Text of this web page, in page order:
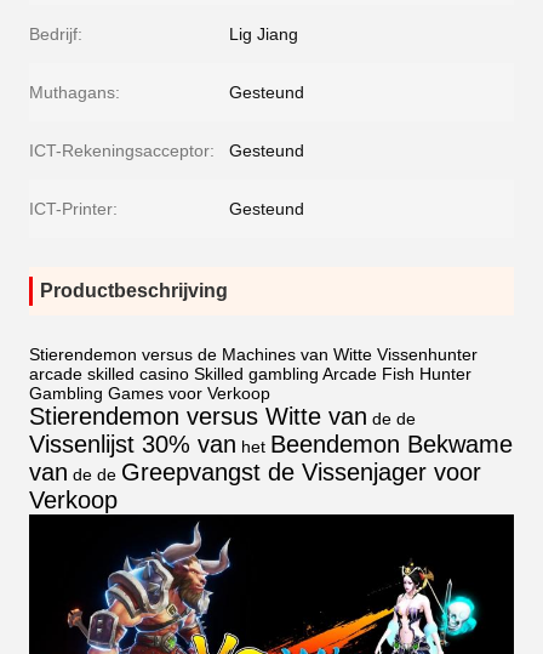
Bedrijf: Lig Jiang
Muthagans: Gesteund
ICT-Rekeningsacceptor: Gesteund
ICT-Printer: Gesteund
Productbeschrijving
Stierendemon versus de Machines van Witte Vissenhunter
arcade skilled casino Skilled gambling Arcade Fish Hunter
Gambling Games voor Verkoop
Stierendemon versus Witte van de de
Vissenlijst 30% van het Beendemon Bekwame
van de de Greepvangst de Vissenjager voor
Verkoop